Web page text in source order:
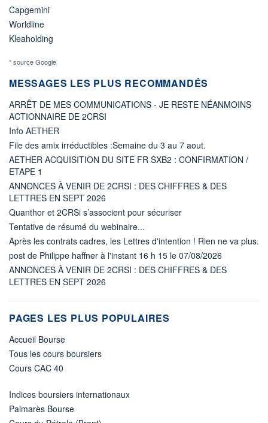
Capgemini
Worldline
Kleaholding
* source Google
MESSAGES LES PLUS RECOMMANDÉS
ARRÊT DE MES COMMUNICATIONS - JE RESTE NÉANMOINS
ACTIONNAIRE DE 2CRSI
Info AETHER
File des amix irréductibles :Semaine du 3 au 7 aout.
AETHER ACQUISITION DU SITE FR SXB2 : CONFIRMATION /
ETAPE 1
ANNONCES À VENIR DE 2CRSI : DES CHIFFRES & DES
LETTRES EN SEPT 2026
Quanthor et 2CRSi s’associent pour sécuriser
Tentative de résumé du webinaire...
Après les contrats cadres, les Lettres d'intention ! Rien ne va plus.
post de Philippe haffner à l'instant 16 h 15 le 07/08/2026
ANNONCES À VENIR DE 2CRSI : DES CHIFFRES & DES
LETTRES EN SEPT 2026
PAGES LES PLUS POPULAIRES
Accueil Bourse
Tous les cours boursiers
Cours CAC 40
Indices boursiers internationaux
Palmarès Bourse